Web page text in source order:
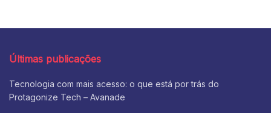
Últimas publicações
Tecnologia com mais acesso: o que está por trás do
Protagonize Tech – Avanade